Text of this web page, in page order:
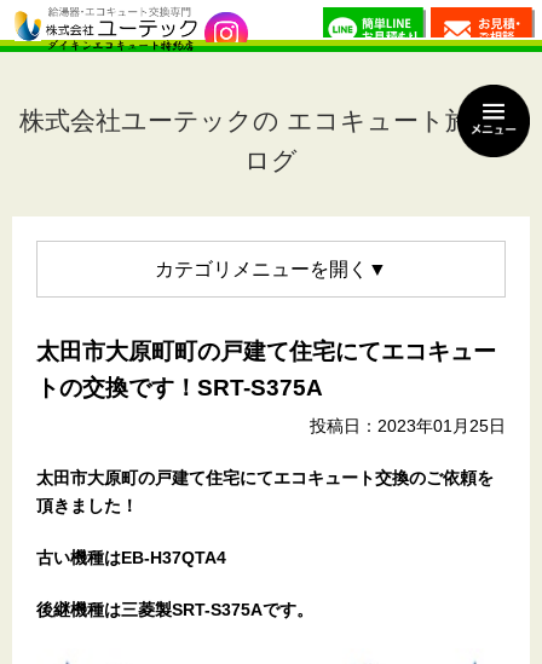
株式会社ユーテックの エコキュート施工ブ
ログ
カテゴリメニュー
太田市大原町町の戸建て住宅にてエコキュー
トの交換です！SRT-S375A
投稿日：2023年01月25日
太田市大原町の戸建て住宅にてエコキュート交換のご依頼を
頂きました！
古い機種はEB-H37QTA4
後継機種は三菱製SRT-S375Aです。